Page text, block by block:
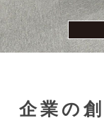
企業の